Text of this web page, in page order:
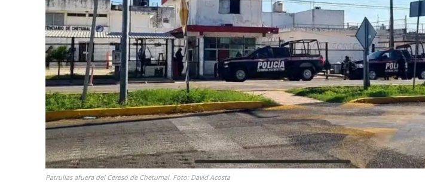
Patrullas afuera del Cereso de Chetumal. Foto: David Acosta